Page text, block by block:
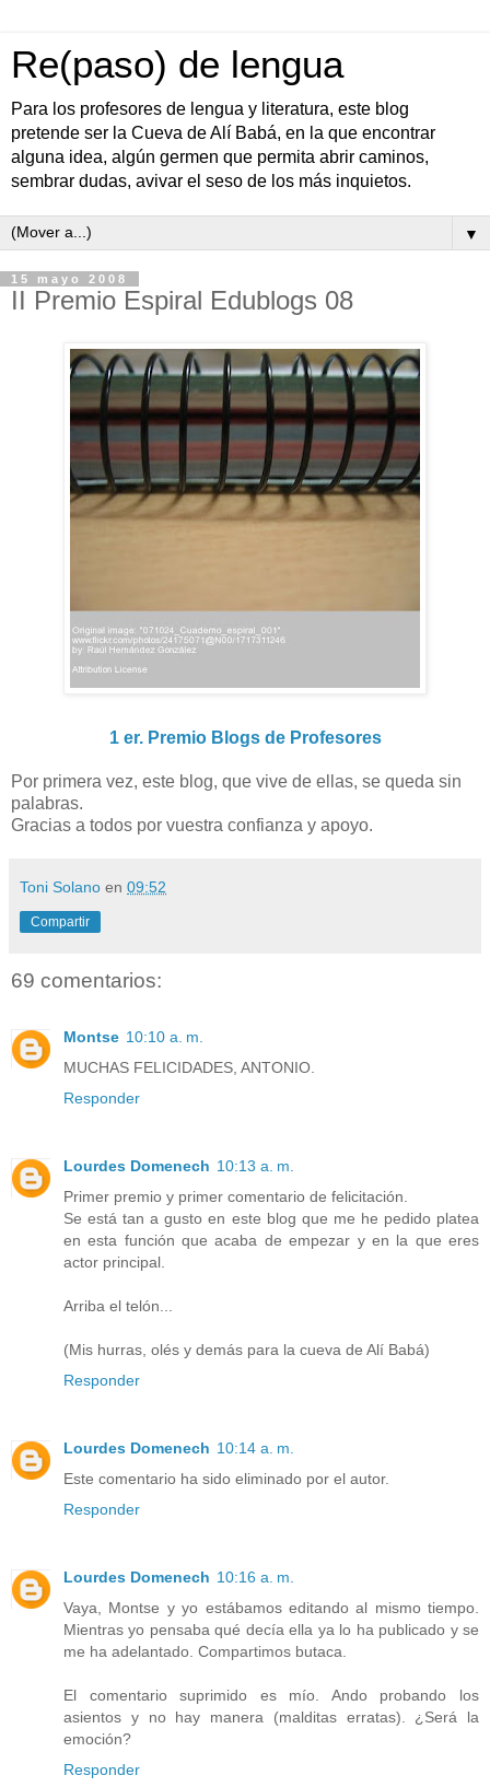
Re(paso) de lengua
Para los profesores de lengua y literatura, este blog
pretende ser la Cueva de Alí Babá, en la que encontrar
alguna idea, algún germen que permita abrir caminos,
sembrar dudas, avivar el seso de los más inquietos.
▼
15 mayo 2008
II Premio Espiral Edublogs 08
1 er. Premio Blogs de Profesores
Por primera vez, este blog, que vive de ellas, se queda sin
palabras.
Gracias a todos por vuestra confianza y apoyo.
Toni Solano en 09:52
Compartir
69 comentarios:
Montse 10:10 a. m.
MUCHAS FELICIDADES, ANTONIO.
Responder
Lourdes Domenech 10:13 a. m.
Primer premio y primer comentario de felicitación.
Se está tan a gusto en este blog que me he pedido platea
en esta función que acaba de empezar y en la que eres
actor principal.
Arriba el telón...
(Mis hurras, olés y demás para la cueva de Alí Babá)
Responder
Lourdes Domenech 10:14 a. m.
Este comentario ha sido eliminado por el autor.
Responder
Lourdes Domenech 10:16 a. m.
Vaya, Montse y yo estábamos editando al mismo tiempo.
Mientras yo pensaba qué decía ella ya lo ha publicado y se
me ha adelantado. Compartimos butaca.
El comentario suprimido es mío. Ando probando los
asientos y no hay manera (malditas erratas). ¿Será la
emoción?
Responder